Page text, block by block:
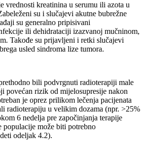
vrednosti kreatinina u serumu ili azota u
su i slučajevi akutne bubrežne
su generalno pripisivani
ili dehidrataciji izazvanoj mučninom,
Takođe su prijavljeni i retki slučajevi
usled sindroma lize tumora.
bili podvrgnuti radioterapiji male
povećan rizik od mijelosupresije nakon
je oprez prilikom lečenja pacijenata
radioterapiju u velikim dozama (npr. >25%
6 nedelja pre započinjanja terapije
može biti potrebno
odeljak 4.2).